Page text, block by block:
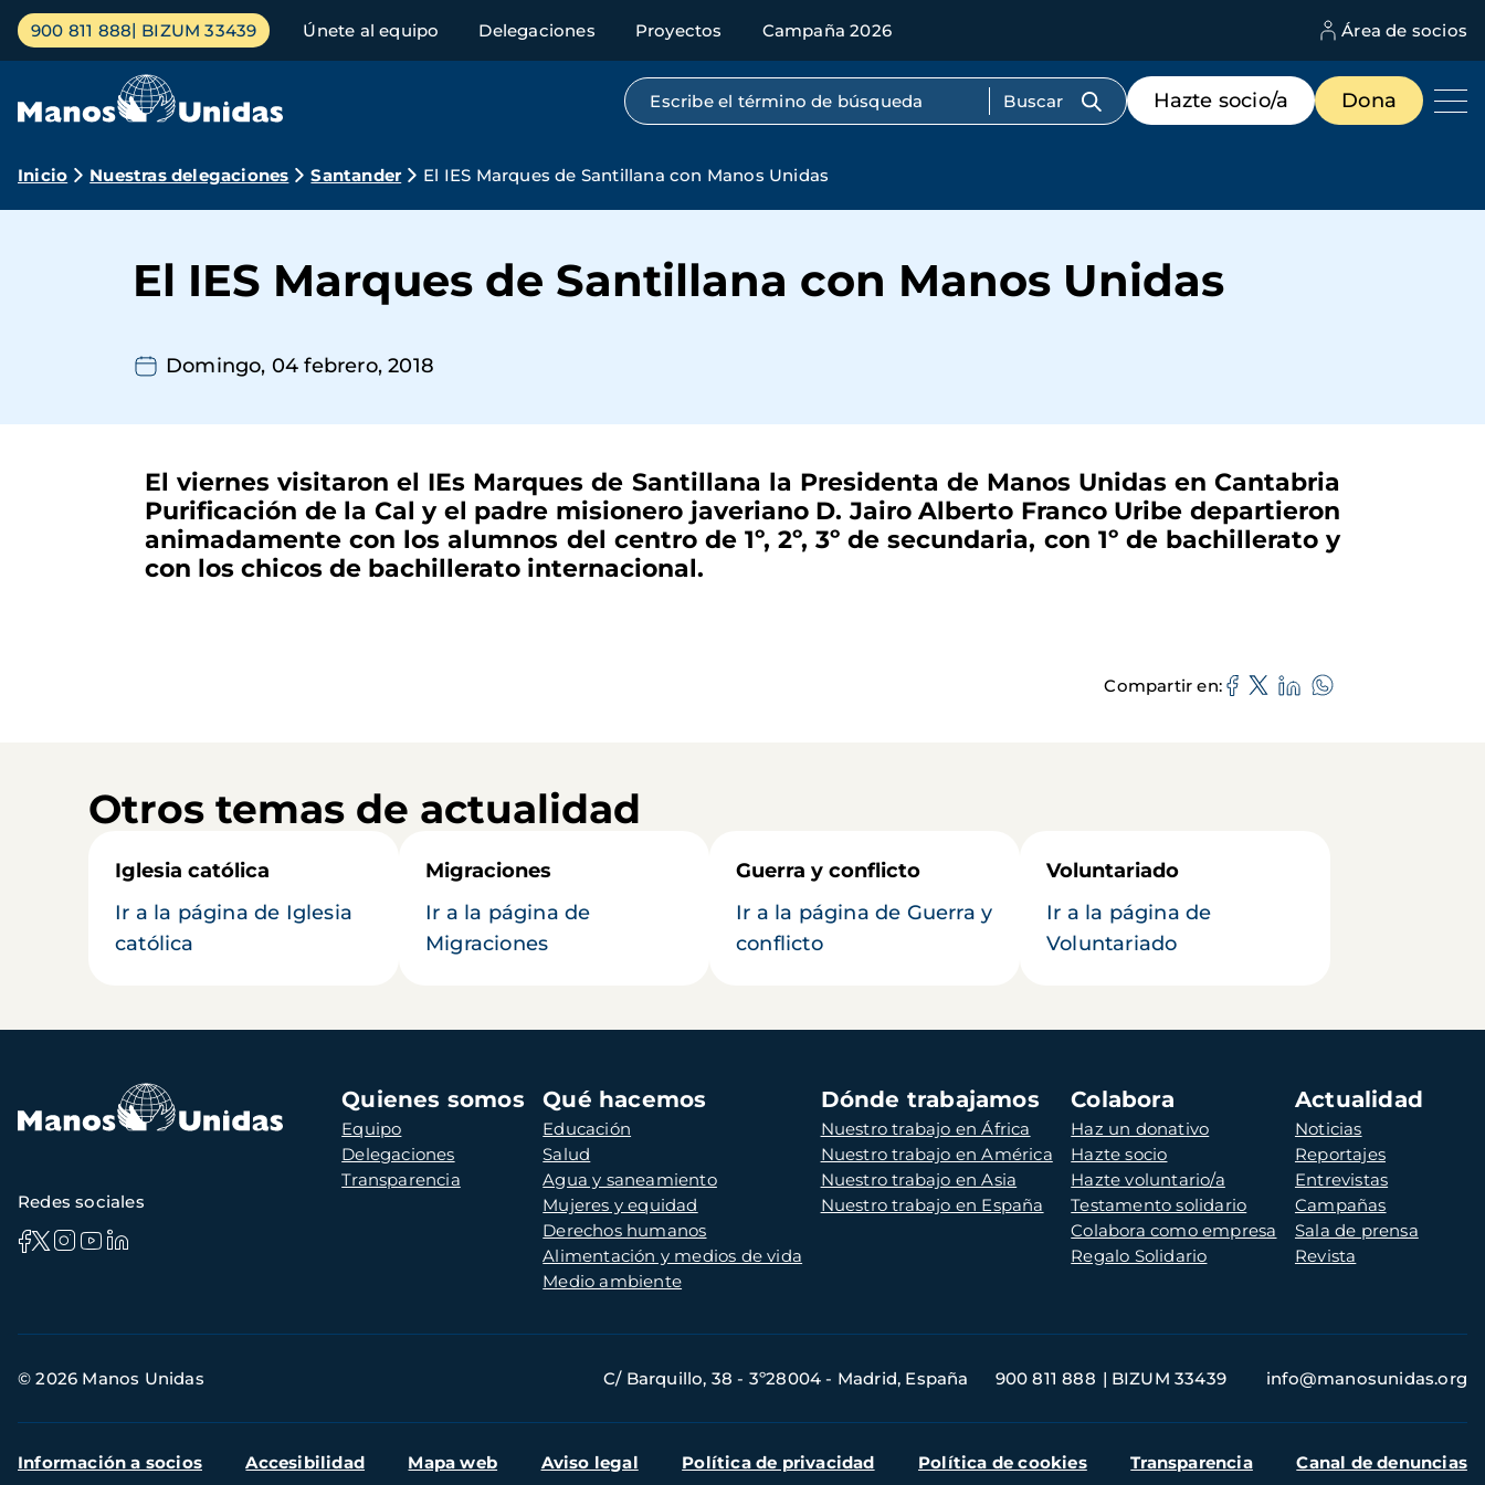
Pasar
contenido
Menú
principal
900 811 888 BIZUM 33439 Únete al equipo Delegaciones Proyectos Campaña 2026 Área de socios
Búsqueda por texto completo
Menú
de
destacados
Hazte socio/a Dona
Ruta
navegación
Inicio Nuestras delegaciones Santander El IES Marques de Santillana con Manos Unidas
El IES Marques de Santillana con Manos Unidas
Domingo, 04 febrero, 2018
El viernes visitaron el IEs Marques de Santillana la Presidenta de Manos Unidas en Cantabria
Purificación de la Cal y el padre misionero javeriano D. Jairo Alberto Franco Uribe departieron
animadamente con los alumnos del centro de 1º, 2º, 3º de secundaria, con 1º de bachillerato y
con los chicos de bachillerato internacional.
Compartir en
Otros temas de actualidad
Iglesia católica
Ir a la página de Iglesia
católica
Migraciones
Ir a la página de
Migraciones
Guerra y conflicto
Ir a la página de Guerra y
conflicto
Voluntariado
Ir a la página de
Voluntariado
Navegación
principal
Quienes somos
Equipo
Delegaciones
Transparencia
Qué hacemos
Educación
Salud
Agua y saneamiento
Mujeres y equidad
Derechos humanos
Alimentación y medios de vida
Medio ambiente
Dónde trabajamos
Nuestro trabajo en África
Nuestro trabajo en América
Nuestro trabajo en Asia
Nuestro trabajo en España
Colabora
Haz un donativo
Hazte socio
Hazte voluntario/a
Testamento solidario
Colabora como empresa
Regalo Solidario
Actualidad
Noticias
Reportajes
Entrevistas
Campañas
Sala de prensa
Revista
Redes sociales
de
© 2026 Manos Unidas C/ Barquillo, 38 - 3º28004 - Madrid, España 900 811 888 BIZUM 33439 info@manosunidas.org
Menú
Información a socios Accesibilidad Mapa web Aviso legal Política de privacidad Política de cookies Transparencia Canal de denuncias